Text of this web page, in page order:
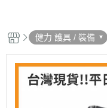
健力 護具 / 裝備